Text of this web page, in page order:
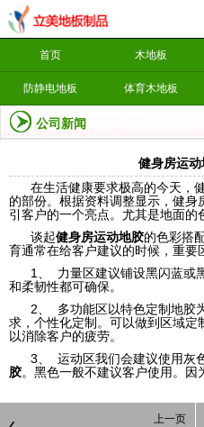
首页 木地板
防静电地板 体育木地板
公司新闻
健身房运
在生活健康要求极高的今天，
的部份。根据资料调整显示，健身
引客户的一个亮点。尤其是地面的
谈起健身房运动地胶的色彩搭
育通常在给客户建议的时候，重要
1、 力量区建议铺设黑闪蓝或
和柔韧性都可确保。
2、 多功能区以特色定制地胶
求，个性化定制。可以做到区域定
以消除客户的疲劳。
3、 运动区我们会建议使用灰
胶。黑色一般不建议客户使用。因
上一页